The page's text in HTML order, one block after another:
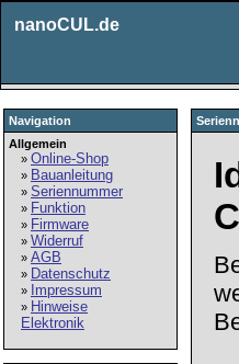
nanoCUL.de
Navigation
Allgemein
» Online-Shop
» Bauanleitung
» Seriennummer
» Funktion
» Firmware
» Widerruf
» AGB
» Datenschutz
» Impressum
» Hinweise
Elektronik